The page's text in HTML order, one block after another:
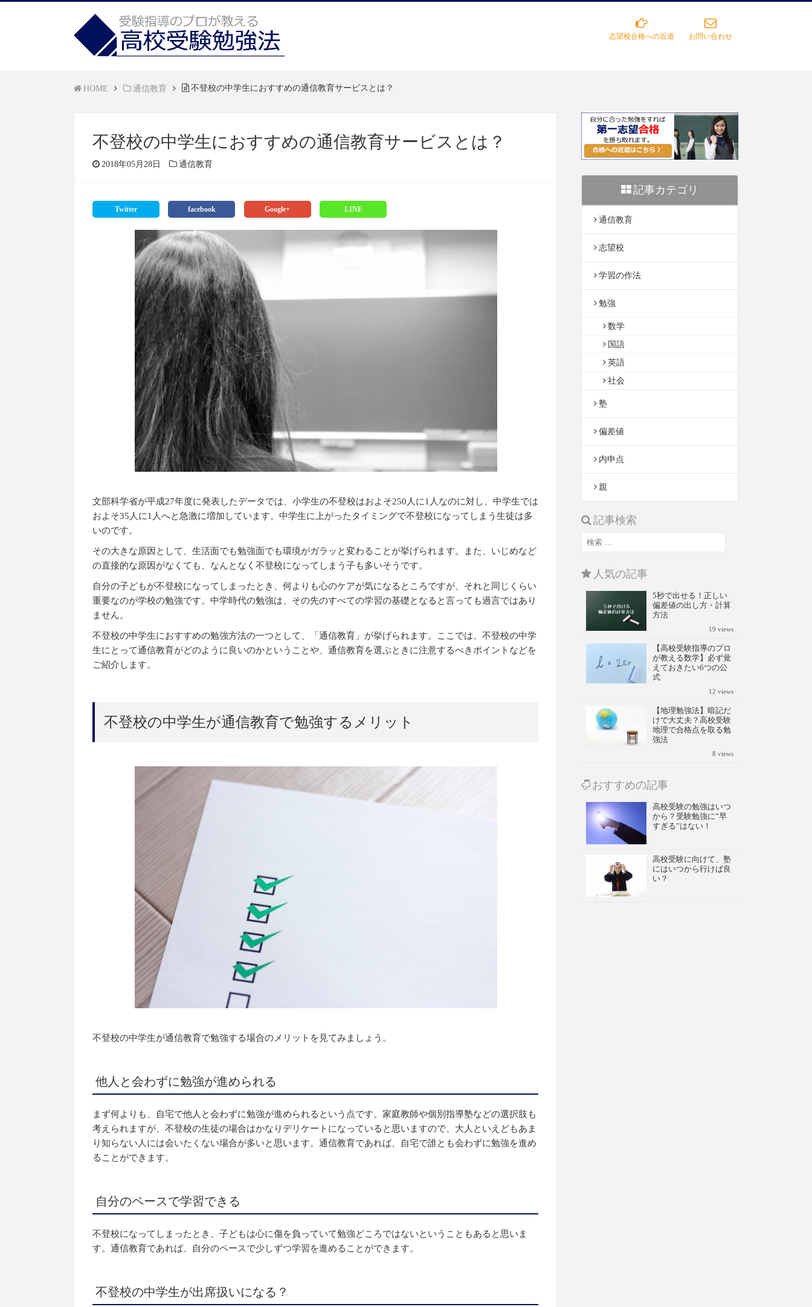
志望校合格への近道 お問い合わせ
HOME 通信教育 不登校の中学生におすすめの通信教育サービスとは？
不登校の中学生におすすめの通信教育サービスとは？
2018年05月28日 通信教育
Twitter facebook Google+ LINE
文部科学省が平成27年度に発表したデータでは、小学生の不登校はおよそ250人に1人なのに対し、中学生では
およそ35人に1人へと急激に増加しています。中学生に上がったタイミングで不登校になってしまう生徒は多
いのです。
その大きな原因として、生活面でも勉強面でも環境がガラッと変わることが挙げられます。また、いじめなど
の直接的な原因がなくても、なんとなく不登校になってしまう子も多いそうです。
自分の子どもが不登校になってしまったとき、何よりも心のケアが気になるところですが、それと同じくらい
重要なのが学校の勉強です。中学時代の勉強は、その先のすべての学習の基礎となると言っても過言ではあり
ません。
不登校の中学生におすすめの勉強方法の一つとして、「通信教育」が挙げられます。ここでは、不登校の中学
生にとって通信教育がどのように良いのかということや、通信教育を選ぶときに注意するべきポイントなどを
ご紹介します。
不登校の中学生が通信教育で勉強するメリット
不登校の中学生が通信教育で勉強する場合のメリットを見てみましょう。
他人と会わずに勉強が進められる
まず何よりも、自宅で他人と会わずに勉強が進められるという点です。家庭教師や個別指導塾などの選択肢も
考えられますが、不登校の生徒の場合はかなりデリケートになっていると思いますので、大人といえどもあま
り知らない人には会いたくない場合が多いと思います。通信教育であれば、自宅で誰とも会わずに勉強を進め
ることができます。
自分のペースで学習できる
不登校になってしまったとき、子どもは心に傷を負っていて勉強どころではないということもあると思いま
す。通信教育であれば、自分のペースで少しずつ学習を進めることができます。
不登校の中学生が出席扱いになる？
記事カテゴリ
通信教育
志望校
学習の作法
勉強
数学
国語
英語
社会
塾
偏差値
内申点
親
記事検索
人気の記事
5秒で出せる！正しい
偏差値の出し方・計算
方法
19 views
【高校受験指導のプロ
が教える数学】必ず覚
えておきたい6つの公
式
12 views
【地理勉強法】暗記だ
けで大丈夫？高校受験
地理で合格点を取る勉
強法
8 views
おすすめの記事
高校受験の勉強はいつ
から？受験勉強に”早
すぎる”はない！
高校受験に向けて、塾
にはいつから行けば良
い？